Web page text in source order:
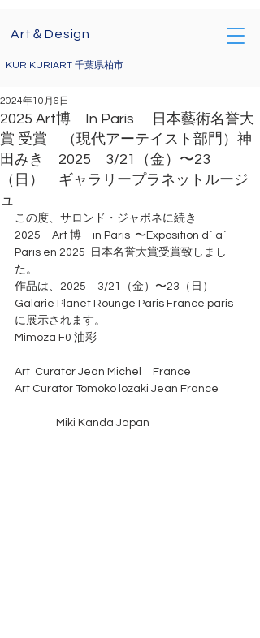
Art＆Design
KURIKURIART 千葉県柏市
2025 Art博 In Paris 日本藝術名誉大
賞 受賞 （現代アーテイスト部門）神
田みき 2025 3/21（金）〜23
（日） ギャラリープラネットルージ
ュ
2024年10月6日
この度、サロンド・ジャポネに続き
2025　Art 博　in Paris  〜Exposition d` a`
Paris en 2025  日本名誉大賞受賞致しまし
た。
作品は、2025　3/21（金）〜23（日）
Galarie Planet Rounge Paris France paris
に展示されます。
Mimoza F0 油彩
Art  Curator Jean Michel　France
Art Curator Tomoko lozaki Jean France
                 Miki Kanda Japan